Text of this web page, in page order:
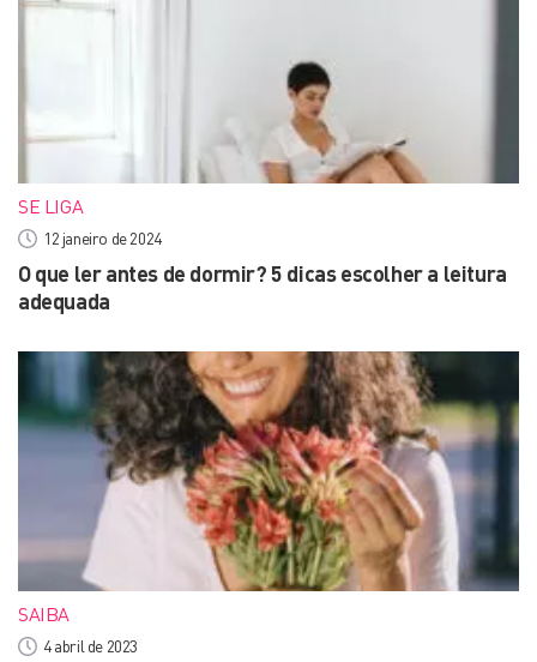
SE LIGA
12 janeiro de 2024
O que ler antes de dormir? 5 dicas escolher a leitura
adequada
SAIBA
4 abril de 2023